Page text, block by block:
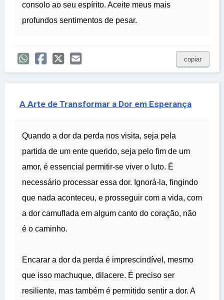
consolo ao seu espírito. Aceite meus mais
profundos sentimentos de pesar.
copiar
A Arte de Transformar a Dor em Esperança
Quando a dor da perda nos visita, seja pela
partida de um ente querido, seja pelo fim de um
amor, é essencial permitir-se viver o luto. É
necessário processar essa dor. Ignorá-la, fingindo
que nada aconteceu, e prosseguir com a vida, com
a dor camuflada em algum canto do coração, não
é o caminho.
Encarar a dor da perda é imprescindível, mesmo
que isso machuque, dilacere. É preciso ser
resiliente, mas também é permitido sentir a dor. A